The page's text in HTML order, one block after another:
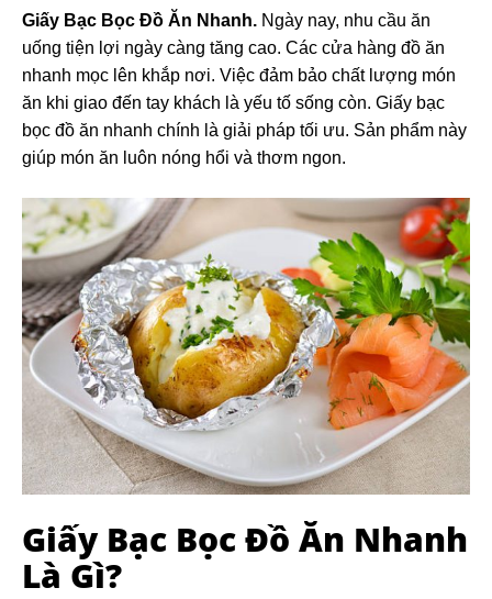
Giấy Bạc Bọc Đồ Ăn Nhanh. Ngày nay, nhu cầu ăn
uống tiện lợi ngày càng tăng cao. Các cửa hàng đồ ăn
nhanh mọc lên khắp nơi. Việc đảm bảo chất lượng món
ăn khi giao đến tay khách là yếu tố sống còn. Giấy bạc
bọc đồ ăn nhanh chính là giải pháp tối ưu. Sản phẩm này
giúp món ăn luôn nóng hổi và thơm ngon.
Giấy Bạc Bọc Đồ Ăn Nhanh
Là Gì?